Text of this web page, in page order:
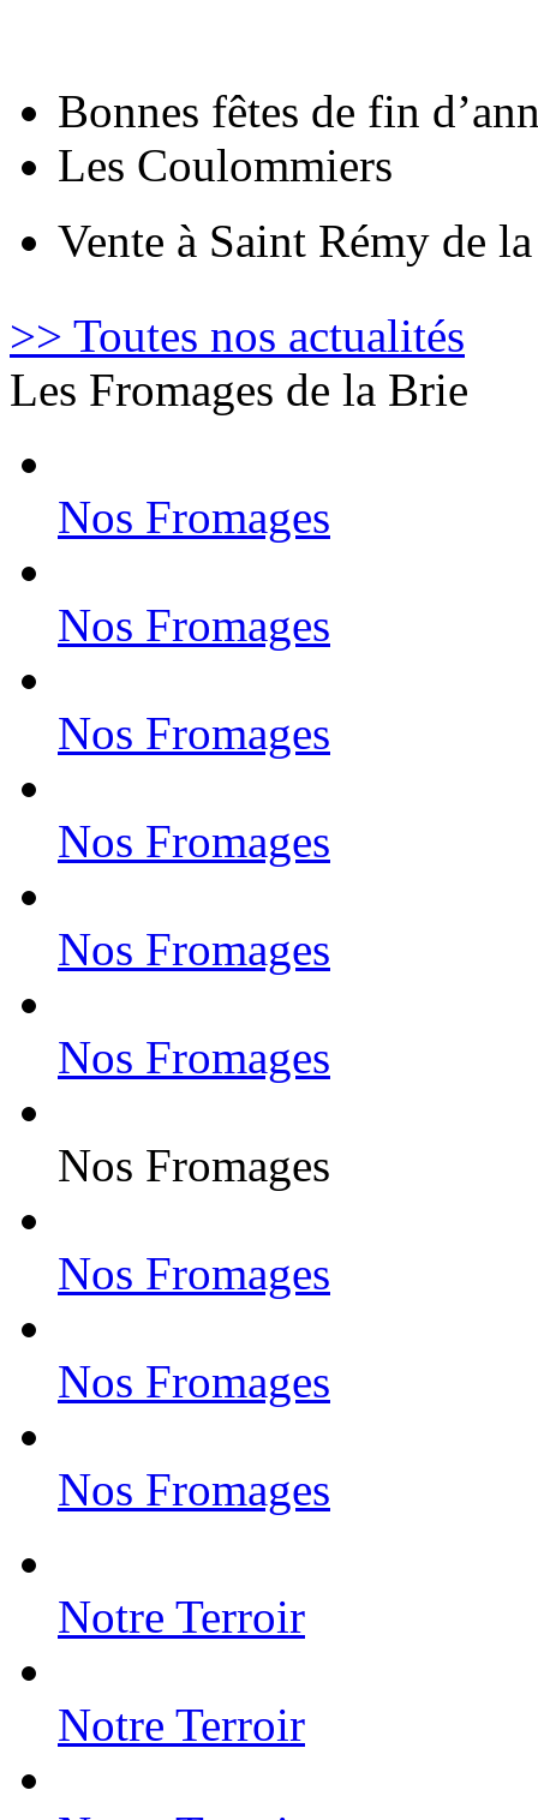
Bonnes fêtes de fin
Les Coulommiers
Vente à Saint Rémy de
>> Toutes nos actualités
Les Fromages de la Brie
Nos Fromages
Nos Fromages
Nos Fromages
Nos Fromages
Nos Fromages
Nos Fromages
Nos Fromages
Nos Fromages
Nos Fromages
Nos Fromages
Notre Terroir
Notre Terroir